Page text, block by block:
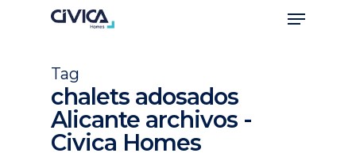
Tag
chalets adosados
Alicante archivos -
Civica Homes